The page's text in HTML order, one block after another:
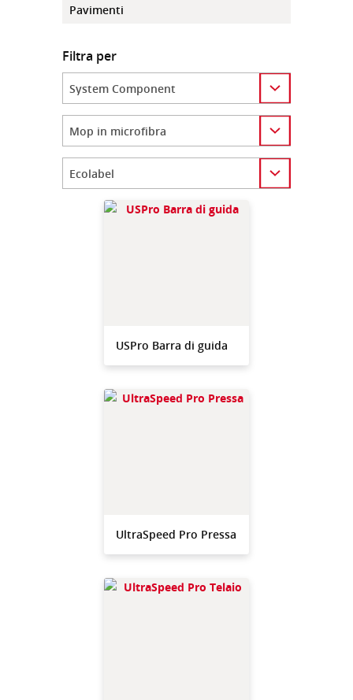
Pavimenti
Filtra per
Category
Category
Category
USPro Barra di guida
UltraSpeed Pro Pressa